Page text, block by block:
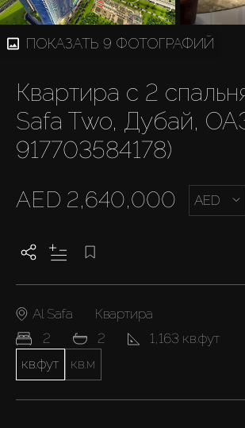
ПОКАЗАТЬ 9 ФОТОГРАФИЙ
Квартира с 2
Safa Two, Дубай,
917703584178)
AED 2,640,000 AED
Al Safa
Квартира
2
2
1,163 кв.фут
кв.фут
кв.м